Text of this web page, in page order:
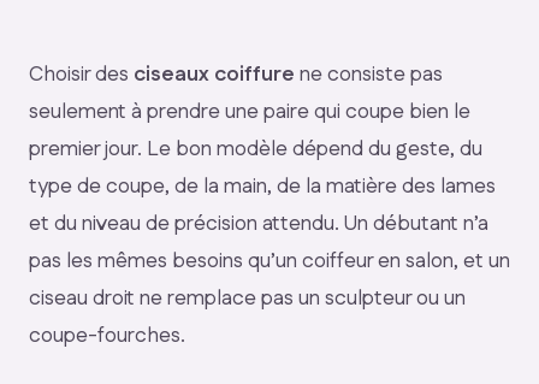
Choisir des ciseaux coiffure ne consiste pas
seulement à prendre une paire qui coupe bien le
premier jour. Le bon modèle dépend du geste, du
type de coupe, de la main, de la matière des lames
et du niveau de précision attendu. Un débutant n’a
pas les mêmes besoins qu’un coiffeur en salon, et un
ciseau droit ne remplace pas un sculpteur ou un
coupe-fourches.